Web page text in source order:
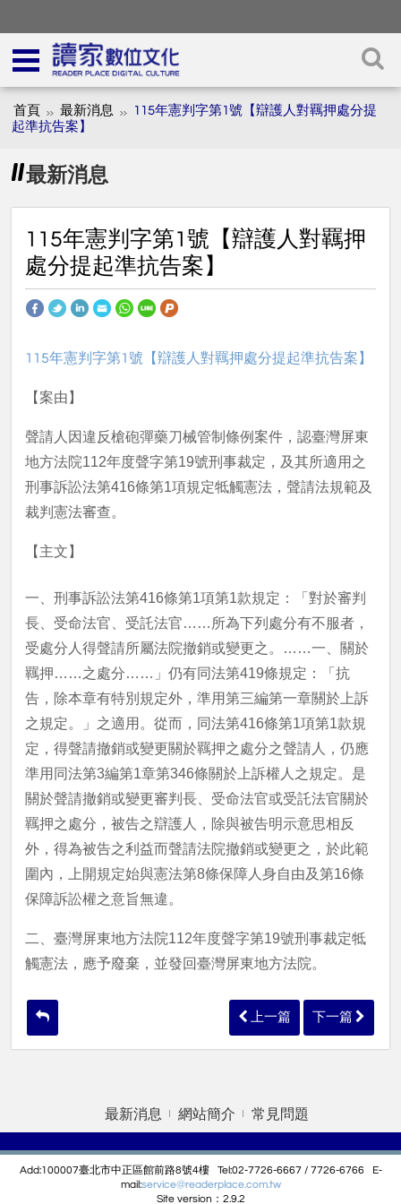
首頁 最新消息
115年憲判字第1號【辯護人對羈押處分提
起準抗告案】
最新消息
115年憲判字第1號【辯護人對羈押
處分提起準抗告案】
115年憲判字第1號【辯護人對羈押處分提起準抗告案】
【案由】
聲請人因違反槍砲彈藥刀械管制條例案件，認臺灣屏東
地方法院112年度聲字第19號刑事裁定，及其所適用之
刑事訴訟法第416條第1項規定牴觸憲法，聲請法規範及
裁判憲法審查。
【主文】
一、刑事訴訟法第416條第1項第1款規定：「對於審判
長、受命法官、受託法官……所為下列處分有不服者，
受處分人得聲請所屬法院撤銷或變更之。……一、關於
羈押……之處分……」仍有同法第419條規定：「抗
告，除本章有特別規定外，準用第三編第一章關於上訴
之規定。」之適用。從而，同法第416條第1項第1款規
定，得聲請撤銷或變更關於羈押之處分之聲請人，仍應
準用同法第3編第1章第346條關於上訴權人之規定。是
關於聲請撤銷或變更審判長、受命法官或受託法官關於
羈押之處分，被告之辯護人，除與被告明示意思相反
外，得為被告之利益而聲請法院撤銷或變更之，於此範
圍內，上開規定始與憲法第8條保障人身自由及第16條
二、臺灣屏東地方法院112年度聲字第19號刑事裁定牴
觸憲法，應予廢棄，並發回臺灣屏東地方法院。
下一篇
上一篇
最新消息 網站簡介 常見問題
Add:100007臺北市中正區館前路8號4樓 Tel:02-7726-6667 / 7726-6766 E-
mail:service@readerplace.com.tw
Site version：2.9.2